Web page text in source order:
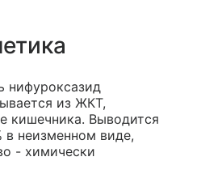
нифуроксазид
из ЖКТ,
кишечника. Выводится
в неизменном виде,
- химически